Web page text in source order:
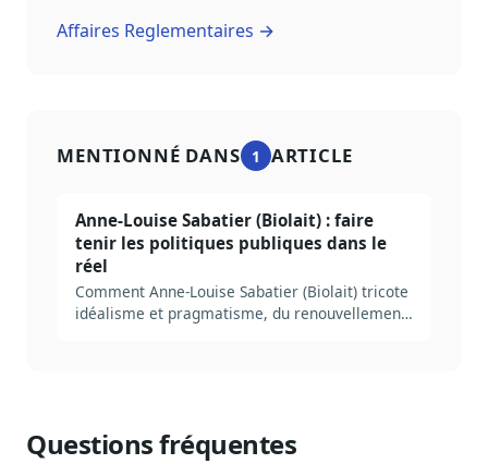
Affaires Reglementaires →
MENTIONNÉ DANS 1 ARTICLE
Anne-Louise Sabatier (Biolait) : faire
tenir les politiques publiques dans le
réel
Comment Anne-Louise Sabatier (Biolait) tricote
idéalisme et pragmatisme, du renouvellement
Questions fréquentes